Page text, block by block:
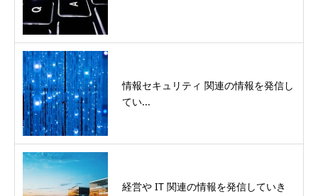
情報セキュリティ 関連の情報を発信し
てい...
経営や IT 関連の情報を発信していき